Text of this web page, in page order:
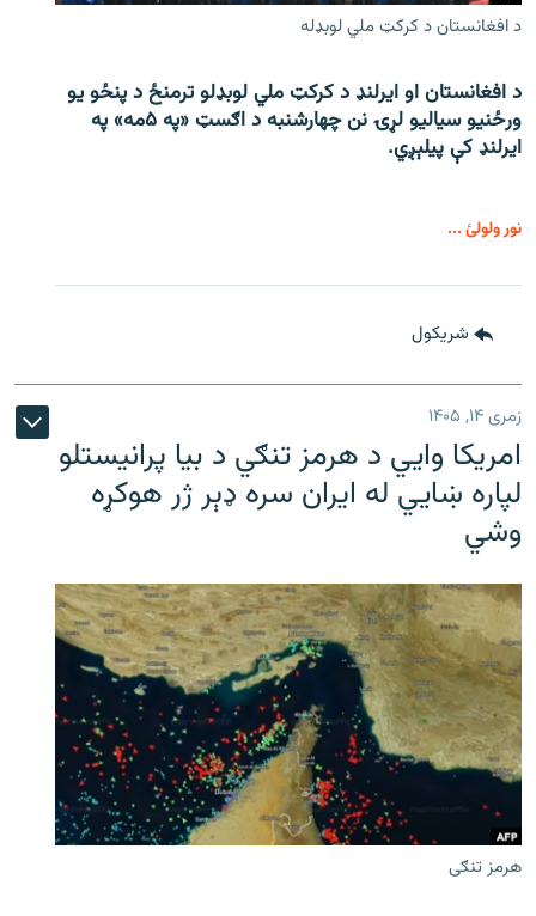
د افغانستان د کرکټ ملي لوبډله
د افغانستان او ایرلنډ د کرکټ ملي لوبډلو ترمنځ د پنځو یو
ورځنیو سیالیو لړۍ نن چهارشنبه د اګسټ «په ۵مه» په
ایرلنډ کې پیلېږي.
نور ولولئ ...
شريکول
زمری ۱۴, ۱۴۰۵
امریکا وايي د هرمز تنګي د بیا پرانیستلو
لپاره ښایي له ایران سره ډېر ژر هوکړه
وشي
هرمز تنګی